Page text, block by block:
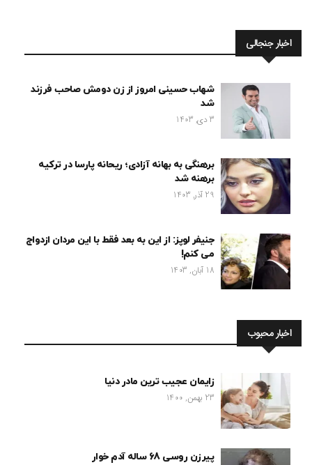
اخبار جنجالی
شهاب حسینی امروز از زن دومش صاحب فرزند
شد
3 دی, 1403
برهنگی به بهانه آزادی؛ ریحانه پارسا در ترکیه
برهنه شد
29 آذر, 1403
جنیفر لوپز: از این به بعد فقط با این مردان ازدواج
می کنم!
18 آبان, 1403
اخبار محبوب
زایمان عجیب ترین مادر دنیا
23 بهمن, 1400
پیرزن روسی 68 ساله آدم خوار